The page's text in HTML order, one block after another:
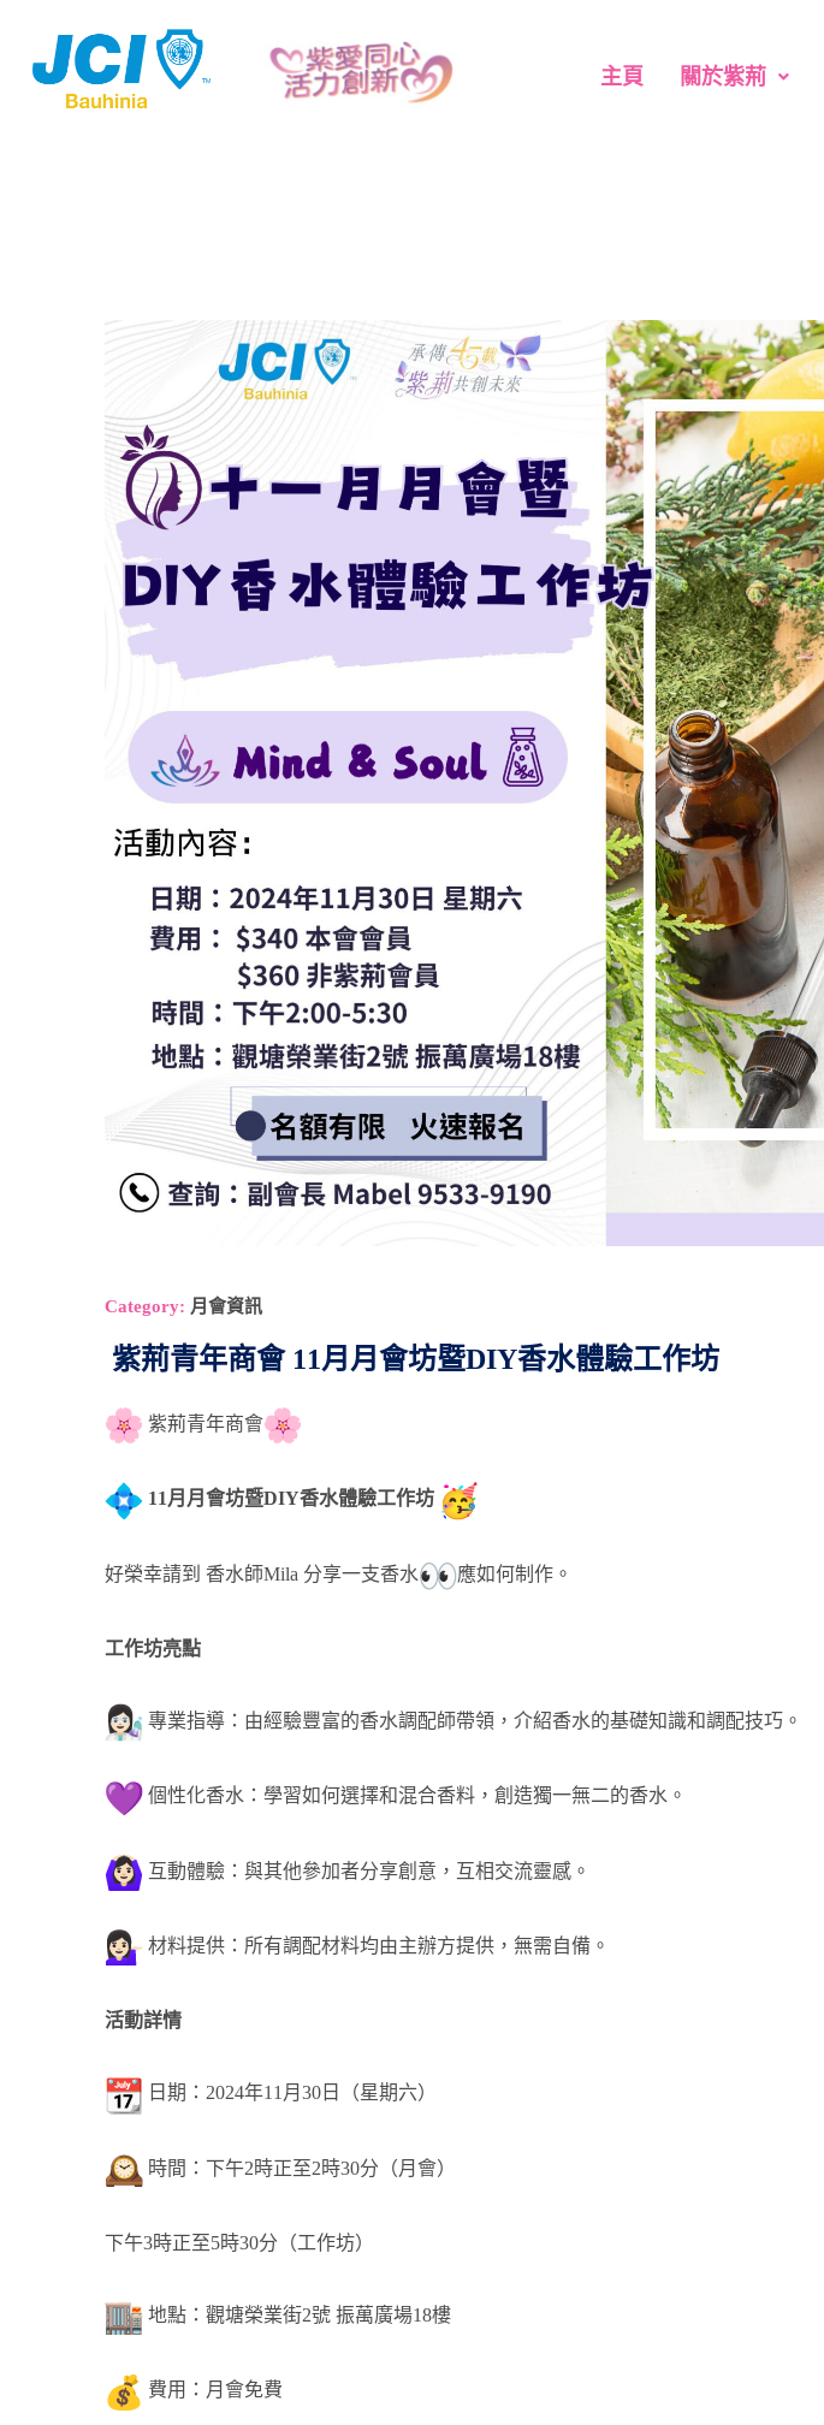
主頁 關於紫荊
Category: 月會資訊
紫荊青年商會 11月月會坊暨DIY香水體驗工作坊
紫荊青年商會
11月月會坊暨DIY香水體驗工作坊
好榮幸請到 香水師Mila 分享一支香水 應如何制作。
工作坊亮點
專業指導：由經驗豐富的香水調配師帶領， 介紹香水的基礎知識和調配技巧。
個性化香水：學習如何選擇和混合香料，創造獨一無二的香水。
互動體驗：與其他參加者分享創意，互相交流靈感。
材料提供：所有調配材料均由主辦方提供，無需自備。
活動詳情
日期：2024年11月30日（星期六）
時間：下午2時正至2時30分（月會）
下午3時正至5時30分（工作坊）
地點：觀塘榮業街2號 振萬廣場18樓
費用：月會免費